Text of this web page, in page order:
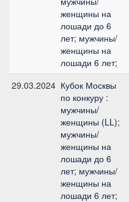
женщины на
лошади до 6
лет; мужчины/
женщины на
лошади 6 лет;
29.03.2024 Кубок Москвы
по конкуру :
мужчины/
женщины (LL);
мужчины/
женщины на
лошади до 6
лет; мужчины/
женщины на
лошади 6 лет;